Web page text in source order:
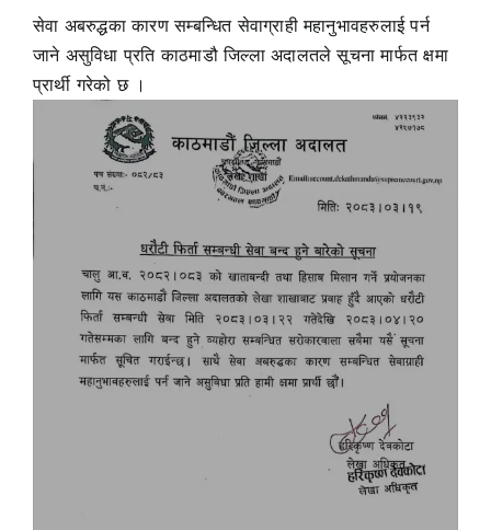
सेवा अबरुद्धका कारण सम्बन्धित सेवाग्राही महानुभावहरुलाई पर्न
जाने असुविधा प्रति काठमाडौ जिल्ला अदालतले सूचना मार्फत क्षमा
प्रार्थी गरेको छ ।